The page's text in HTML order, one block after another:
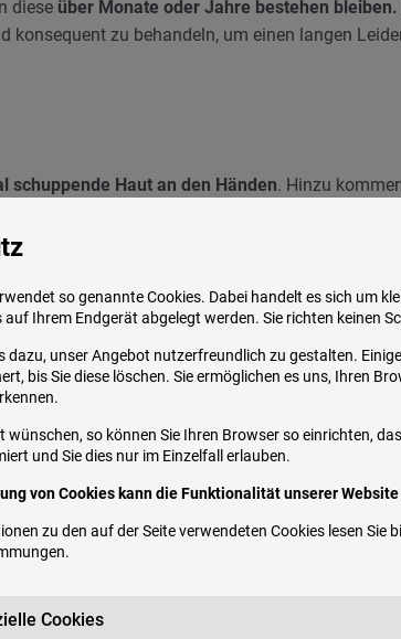
diese über Monate oder Jahre bestehen
konsequent zu behandeln, um einen langen
schuppende Haut an den Händen. Hinzu
die Füße
eine isolierte Unterform vorliegen, häufig handelt
sinnvoll.
Substanzen aus der Umwelt . Sie beginnt häufig
Die Symptome entstehen relativ schnell nach Kontakt
Kunststoffen, welche ein allergisches
so genannte Cookies. Dabei handelt es sich um
auf Ihrem Endgerät abgelegt werden. Sie richten keinen
dazu, unser Angebot nutzerfreundlich zu gestalten.
bis Sie diese löschen. Sie ermöglichen es uns, Ihren
wünschen, so können Sie Ihren Browser so einrichten,
und Sie dies nur im Einzelfall erlauben.
von Cookies kann die Funktionalität unserer
zu den auf der Seite verwendeten Cookies lesen Sie
.
Cookies